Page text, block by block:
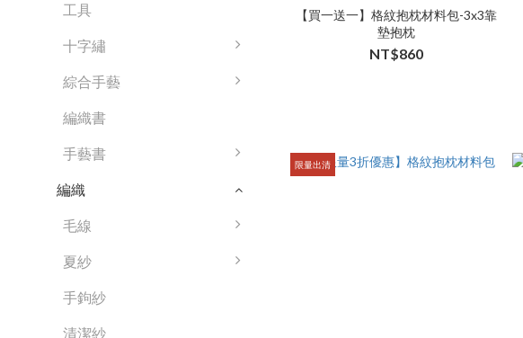
工具
十字繡
綜合手藝
編織書
手藝書
編織
毛線
夏紗
手鉤紗
清潔紗
【買一送一】格紋抱枕材料包-3x3靠
墊抱枕
NT$860
限量出清